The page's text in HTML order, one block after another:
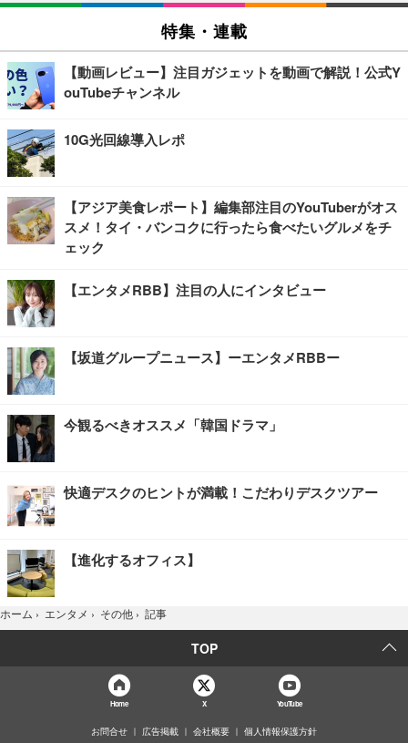
特集・連載
【動画レビュー】注目ガジェットを動画で解説！公式Y
ouTubeチャンネル
10G光回線導入レポ
【アジア美食レポート】編集部注目のYouTuberがオス
スメ！タイ・バンコクに行ったら食べたいグルメをチ
ェック
【エンタメRBB】注目の人にインタビュー
【坂道グループニュース】ーエンタメRBBー
今観るべきオススメ「韓国ドラマ」
快適デスクのヒントが満載！こだわりデスクツアー
【進化するオフィス】
ホーム › エンタメ › その他 › 記事
TOP
Home X YouTube
お問合せ 広告掲載 会社概要 個人情報保護方針